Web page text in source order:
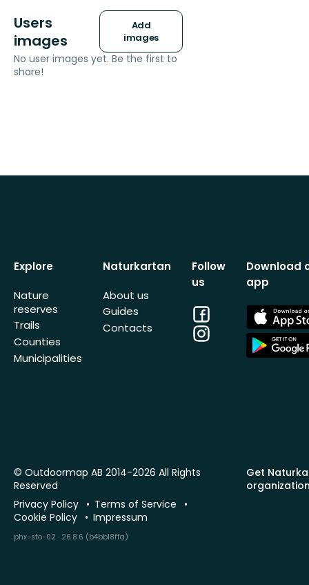
Users
images
Add
images
No user images yet. Be the first to
share!
Explore
Nature
reserves
Trails
Counties
Municipalities
Naturkartan
About us
Guides
Contacts
Follow
us
Facebook
Instagram
Download
app
App
Store
App
Store
Get
© Outdoormap AB 2014-2026 All Rights
Reserved
Privacy Policy
Terms of Service
Cookie Policy
Impressum
phx-sto-02 · 26.8.6 (b4bb18ffa)